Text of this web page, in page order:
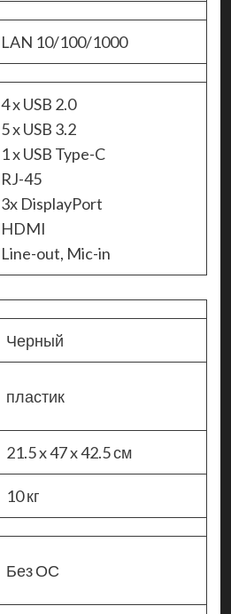
LAN 10/100/1000
4 x USB 2.0
5 x USB 3.2
1 x USB Type-C
RJ-45
3x DisplayPort
HDMI
Line-out, Mic-in
Черный
пластик
21.5 x 47 x 42.5 см
10 кг
Без ОС